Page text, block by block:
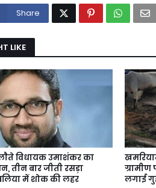
Share
LIKE
विधायक उमाशंकर का
तीन बार जीती रसड़ा
में शोक की लहर
लगाई